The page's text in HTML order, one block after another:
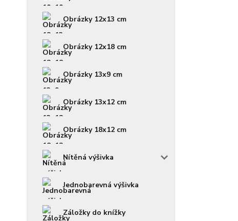
Obrázky 12x13 cm
Obrázky 12x18 cm
Obrázky 13x9 cm
Obrázky 13x12 cm
Obrázky 18x12 cm
Nítěná výšivka
Jednobarevná výšivka
Záložky do knížky